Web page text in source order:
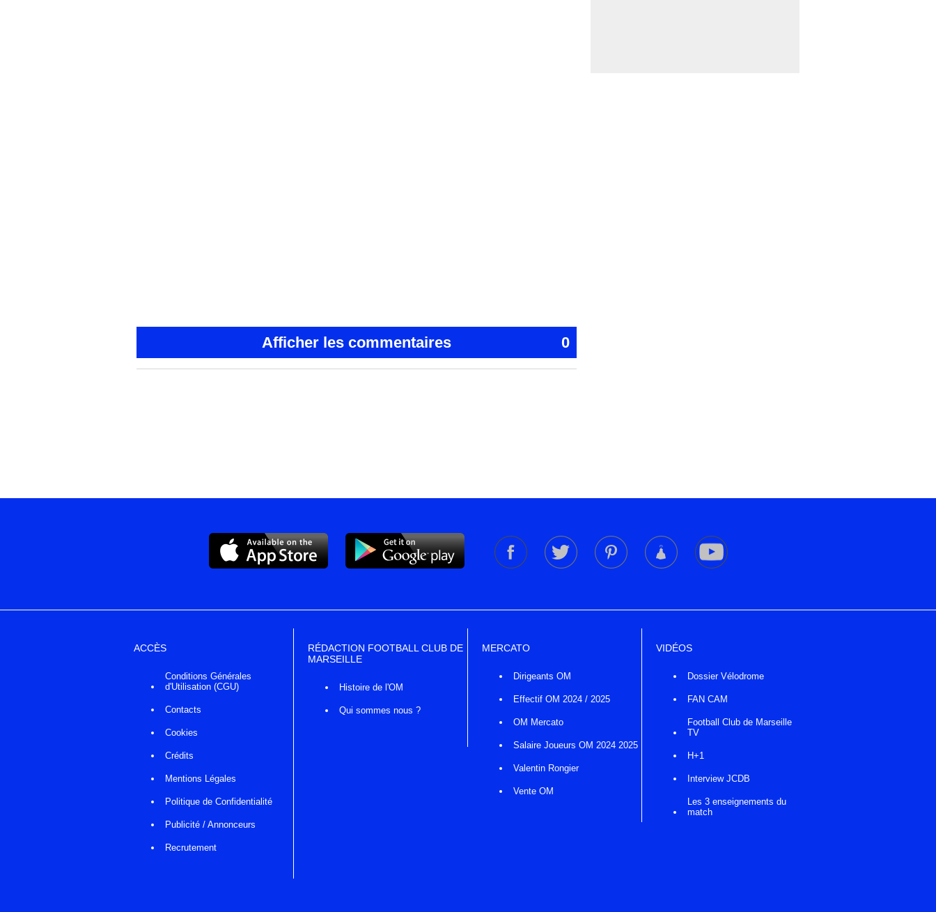
Afficher les commentaires 0
ACCÈS
Conditions Générales
d'Utilisation (CGU)
Contacts
Cookies
Crédits
Mentions Légales
Politique de Confidentialité
Publicité / Annonceurs
Recrutement
RÉDACTION FOOTBALL CLUB DE
MARSEILLE
Histoire de l'OM
Qui sommes nous ?
MERCATO
Dirigeants OM
Effectif OM 2024 / 2025
OM Mercato
Salaire Joueurs OM 2024 2025
Valentin Rongier
Vente OM
VIDÉOS
Dossier Vélodrome
FAN CAM
Football Club de Marseille
TV
H+1
Interview JCDB
Les 3 enseignements du
match